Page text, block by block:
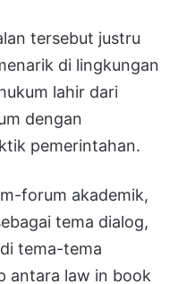
tersebut justru
di lingkungan
lahir dari
dengan
pemerintahan.
forum akademik,
tema dialog,
tema-tema
antara law in book